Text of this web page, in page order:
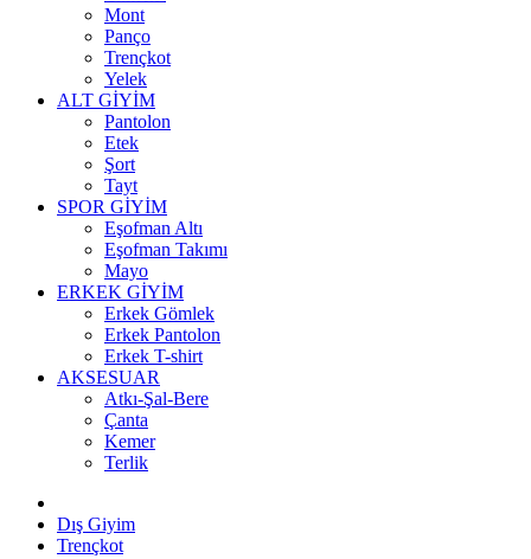
Mont
Panço
Trençkot
Yelek
ALT GİYİM
Pantolon
Etek
Şort
Tayt
SPOR GİYİM
Eşofman Altı
Eşofman Takımı
Mayo
ERKEK GİYİM
Erkek Gömlek
Erkek Pantolon
Erkek T-shirt
AKSESUAR
Atkı-Şal-Bere
Çanta
Kemer
Terlik
Dış Giyim
Trençkot